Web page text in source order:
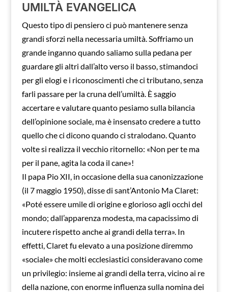
UMILTÀ EVANGELICA
Questo tipo di pensiero ci può mantenere senza
grandi sforzi nella necessaria umiltà. Soffriamo un
grande inganno quando saliamo sulla pedana per
guardare gli altri dall’alto verso il basso, stimandoci
per gli elogi e i riconoscimenti che ci tributano, senza
farli passare per la cruna dell’umiltà. È saggio
accertare e valutare quanto pesiamo sulla bilancia
dell’opinione sociale, ma è insensato credere a tutto
quello che ci dicono quando ci stralodano. Quanto
volte si realizza il vecchio ritornello: «Non per te ma
per il pane, agita la coda il cane»!
Il papa Pio XII, in occasione della sua canonizzazione
(il 7 maggio 1950), disse di sant’Antonio Ma Claret:
«Poté essere umile di origine e glorioso agli occhi del
mondo; dall’apparenza modesta, ma capacissimo di
incutere rispetto anche ai grandi della terra». In
effetti, Claret fu elevato a una posizione diremmo
«sociale» che molti ecclesiastici consideravano come
un privilegio: insieme ai grandi della terra, vicino ai re
della nazione, con enorme influenza sulla nomina dei